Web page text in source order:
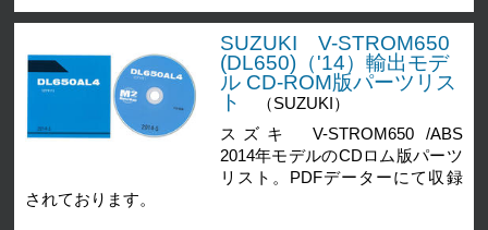
SUZUKI V-STROM650
(DL650)（'14）輸出モデ
ル CD-ROM版パーツリス
ト
（SUZUKI）
スズキ V-STROM650 /ABS
2014年モデルのCDロム版パーツ
リスト。PDFデーターにて収録
されております。